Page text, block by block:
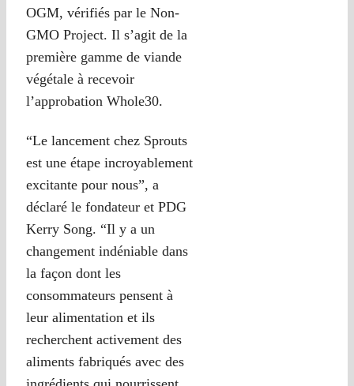
OGM, vérifiés par le Non-
GMO Project. Il s’agit de la
première gamme de viande
végétale à recevoir
l’approbation Whole30.
“Le lancement chez Sprouts
est une étape incroyablement
excitante pour nous”, a
déclaré le fondateur et PDG
Kerry Song. “Il y a un
changement indéniable dans
la façon dont les
consommateurs pensent à
leur alimentation et ils
recherchent activement des
aliments fabriqués avec des